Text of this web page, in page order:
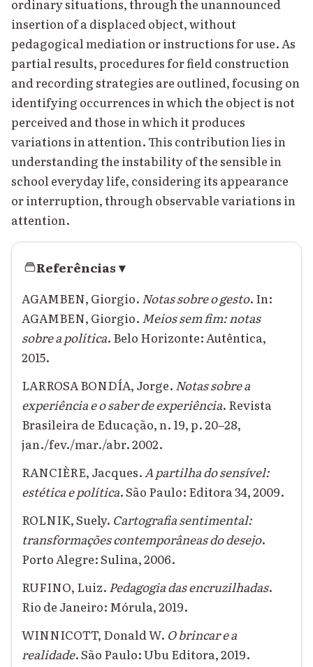
ordinary situations, through the unannounced
insertion of a displaced object, without
pedagogical mediation or instructions for use. As
partial results, procedures for field construction
and recording strategies are outlined, focusing on
identifying occurrences in which the object is not
perceived and those in which it produces
variations in attention. This contribution lies in
understanding the instability of the sensible in
school everyday life, considering its appearance
or interruption, through observable variations in
attention.
Referências▾
AGAMBEN, Giorgio. Notas sobre o gesto. In:
AGAMBEN, Giorgio. Meios sem fim: notas
sobre a política. Belo Horizonte: Autêntica,
2015.
LARROSA BONDÍA, Jorge. Notas sobre a
experiência e o saber de experiência. Revista
Brasileira de Educação, n. 19, p. 20–28,
jan./fev./mar./abr. 2002.
RANCIÈRE, Jacques.A partilha do sensível:
estética e política. São Paulo: Editora 34, 2009.
ROLNIK, Suely. Cartografia sentimental:
transformações contemporâneas do desejo.
Porto Alegre: Sulina, 2006.
RUFINO, Luiz. Pedagogia das encruzilhadas.
Rio de Janeiro: Mórula, 2019.
WINNICOTT, Donald W. O brincar e a
realidade. São Paulo: Ubu Editora, 2019.